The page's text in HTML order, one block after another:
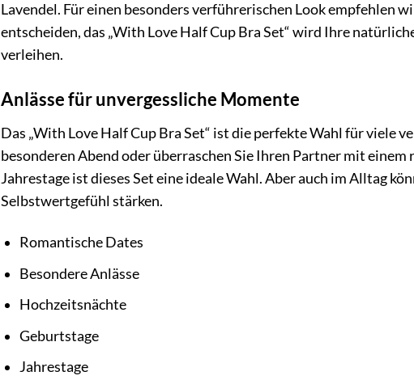
Lavendel. Für einen besonders verführerischen Look empfehlen
entscheiden, das „With Love Half Cup Bra Set“ wird Ihre
verleihen.
Anlässe für unvergessliche Momente
Das „With Love Half Cup Bra Set“ ist die perfekte Wahl für viele
besonderen Abend oder überraschen Sie Ihren Partner mit
Jahrestage ist dieses Set eine ideale Wahl. Aber auch im Alltag
Selbstwertgefühl stärken.
Romantische Dates
Besondere Anlässe
Hochzeitsnächte
Geburtstage
Jahrestage